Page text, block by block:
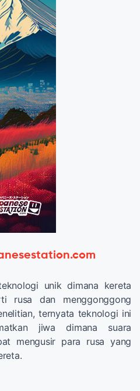
unik dimana kereta
rusa dan menggonggong
ternyata teknologi ini
jiwa dimana suara
mengusir para rusa yang